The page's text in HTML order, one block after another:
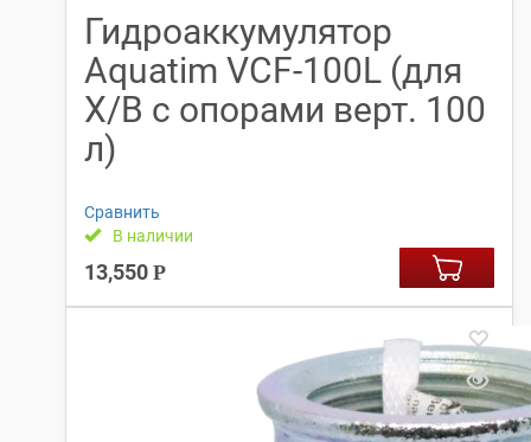
Гидроаккумулятор
Aquatim VCF-100L (для
Х/В с опорами верт. 100
л)
Сравнить
В наличии
13,550 Р